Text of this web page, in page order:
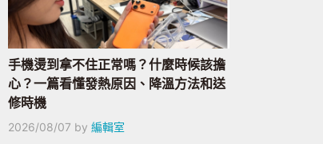
手機燙到拿不住正常嗎？什麼時候該擔
心？一篇看懂發熱原因、降溫方法和送
修時機
2026/08/07 by 編輯室